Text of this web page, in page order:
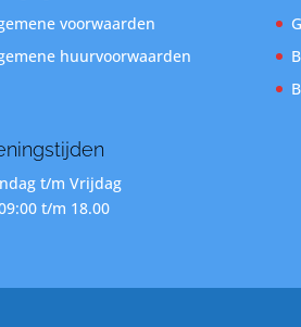
voorwaarden
huurvoorwaarden
t/m Vrijdag
t/m 18.00